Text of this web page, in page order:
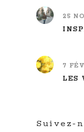
25
7
LES
Suivez-